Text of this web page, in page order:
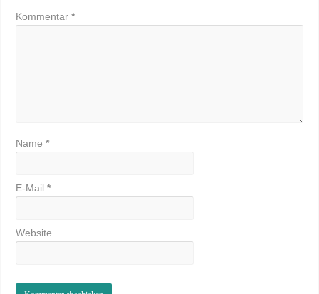
Kommentar*
Name*
E-Mail*
Website